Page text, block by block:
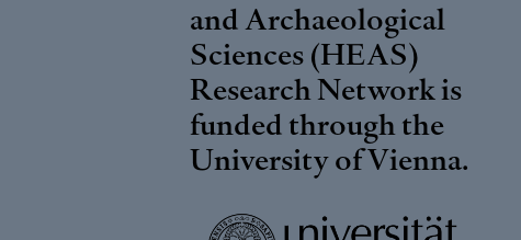
and Archaeological
Sciences (HEAS)
Research Network is
funded through the
University of Vienna.